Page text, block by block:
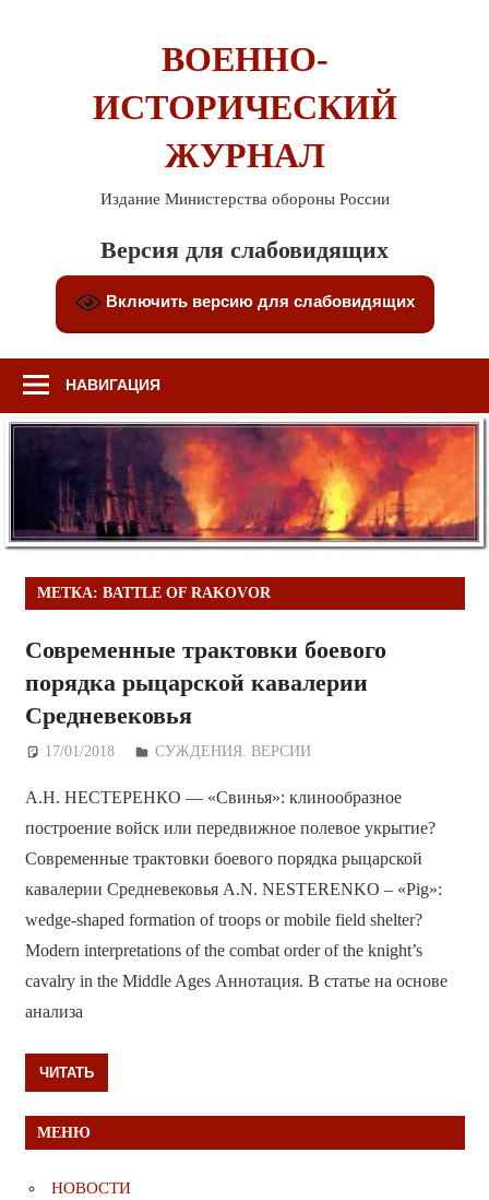
ВОЕННО-
ИСТОРИЧЕСКИЙ
ЖУРНАЛ
Издание Министерства обороны России
Версия для слабовидящих
Включить версию для слабовидящих
НАВИГАЦИЯ
МЕТКА: BATTLE OF RAKOVOR
Современные трактовки боевого
порядка рыцарской кавалерии
Средневековья
17/01/2018 Дежурный по Редакции
СУЖДЕНИЯ. ВЕРСИИ
А.Н. НЕСТЕРЕНКО — «Свинья»: клинообразное
построение войск или передвижное полевое укрытие?
Современные трактовки боевого порядка рыцарской
кавалерии Средневековья A.N. NESTERENKO – «Pig»:
wedge-shaped formation of troops or mobile field shelter?
Modern interpretations of the combat order of the knight’s
cavalry in the Middle Ages Аннотация. В статье на основе
анализа
ЧИТАТЬ
МЕНЮ
НОВОСТИ